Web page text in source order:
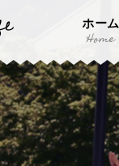
ホーム
Home